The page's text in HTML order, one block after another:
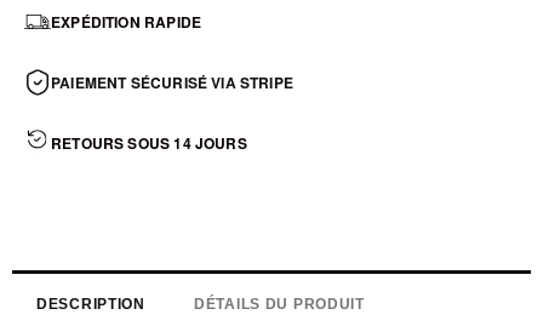
EXPÉDITION RAPIDE
PAIEMENT SÉCURISÉ VIA STRIPE
RETOURS SOUS 14 JOURS
DESCRIPTION DÉTAILS DU PRODUIT